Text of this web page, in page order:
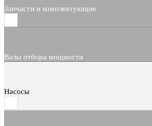
Запчасти и комплектующие
Валы отбора мощности
Насосы